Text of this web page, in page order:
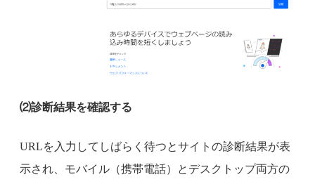
⑵診断結果を確認する
URLを入力してしばらく待つとサイトの診断結果が表
示され、モバイル（携帯電話）とデスクトップ両方の